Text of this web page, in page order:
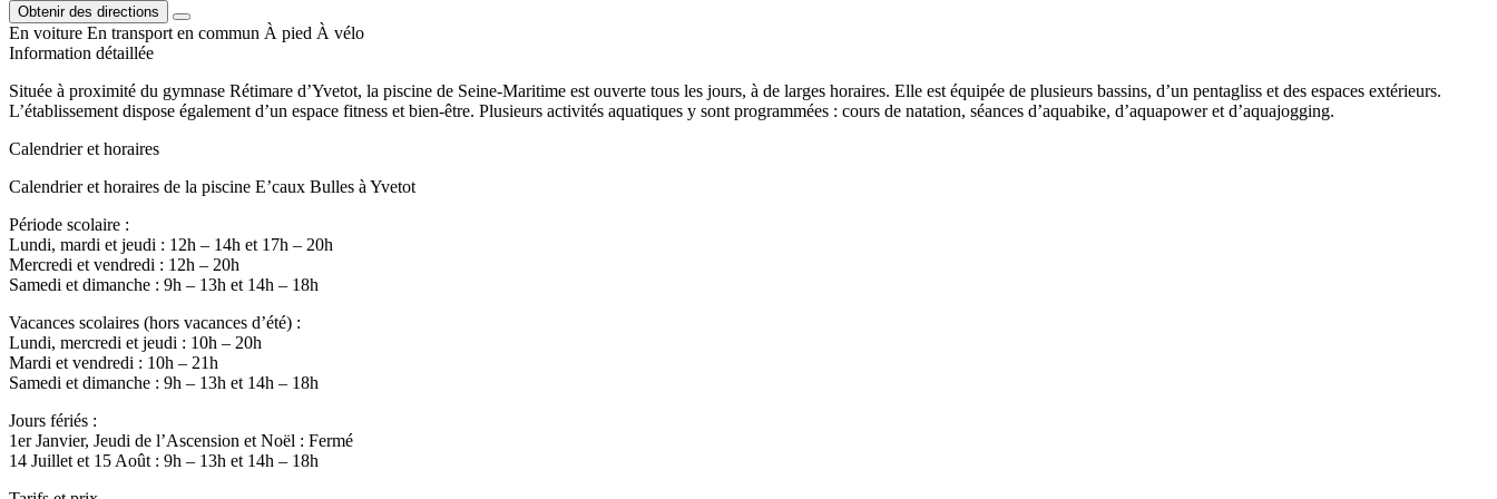
Obtenir des directions
En voiture En transport en commun À pied À vélo
Information détaillée
Située à proximité du gymnase Rétimare d’Yvetot, la piscine de Seine-Maritime est ouverte tous les jours, à de larges horaires. Elle est équipée de plusieurs bassins, d’un pentagliss et des espaces extérieurs.
L’établissement dispose également d’un espace fitness et bien-être. Plusieurs activités aquatiques y sont programmées : cours de natation, séances d’aquabike, d’aquapower et d’aquajogging.
Calendrier et horaires
Calendrier et horaires de la piscine E’caux Bulles à Yvetot
Période scolaire :
Lundi, mardi et jeudi : 12h – 14h et 17h – 20h
Mercredi et vendredi : 12h – 20h
Samedi et dimanche : 9h – 13h et 14h – 18h
Vacances scolaires (hors vacances d’été) :
Lundi, mercredi et jeudi : 10h – 20h
Mardi et vendredi : 10h – 21h
Samedi et dimanche : 9h – 13h et 14h – 18h
Jours fériés :
1er Janvier, Jeudi de l’Ascension et Noël : Fermé
14 Juillet et 15 Août : 9h – 13h et 14h – 18h